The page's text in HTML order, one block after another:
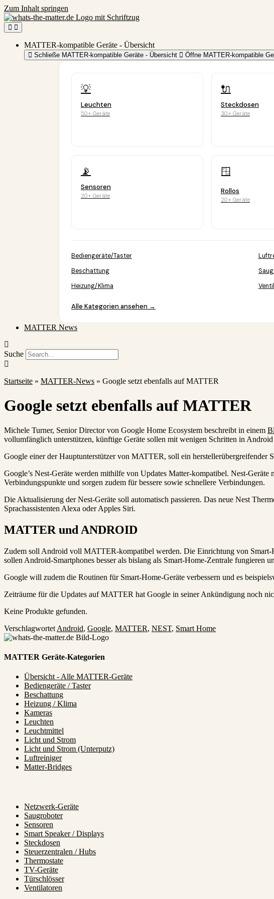
Zum Inhalt springen
MATTER-kompatible Geräte - Übersicht
Schließe MATTER-kompatible Geräte - Übersicht Öffne MATTER-kompatible
💡
Leuchten
50+ Geräte
🔌
Steckdosen
30+ Geräte
📡
Sensoren
20+ Geräte
🪟
Rollos
20+ Geräte
Bediengeräte/Taster
Beschattung
Heizung/Klima
Alle Kategorien ansehen →
MATTER News
Suche
Startseite » MATTER-News » Google setzt ebenfalls auf MATTER
Google setzt ebenfalls auf MATTER
Michele Turner, Senior Director von Google Home Ecosystem beschreibt in einem
vollumfänglich unterstützen, künftige Geräte sollen mit wenigen Schritten in
Google einer der Hauptunterstützer von MATTER, soll ein
Google’s Nest-Geräte werden mithilfe von Updates Matter-kompatibel. Nest-
Verbindungspunkte und sorgen zudem für bessere sowie schnellere Verbindungen.
Die Aktualisierung der Nest-Geräte soll automatisch passieren. Das neue Nest
Sprachassistenten Alexa oder Apples Siri.
MATTER und ANDROID
Zudem soll Android voll MATTER-kompatibel werden. Die Einrichtung von Smart-
sollen Android-Smartphones besser als bislang als Smart-Home-Zentrale fungieren
Google will zudem die Routinen für Smart-Home-Geräte verbessern und es
Zeiträume für die Updates auf MATTER hat Google in seiner Ankündigung noch
Keine Produkte gefunden.
Verschlagwortet Android, Google, MATTER, NEST, Smart Home
MATTER Geräte-Kategorien
Übersicht - Alle MATTER-Geräte
Bediengeräte / Taster
Beschattung
Heizung / Klima
Kameras
Leuchten
Leuchtmittel
Licht und Strom
Licht und Strom (Unterputz)
Luftreiniger
Matter-Bridges
Netzwerk-Geräte
Saugroboter
Sensoren
Smart Speaker / Displays
Steckdosen
Steuerzentralen / Hubs
Thermostate
TV-Geräte
Türschlösser
Ventilatoren